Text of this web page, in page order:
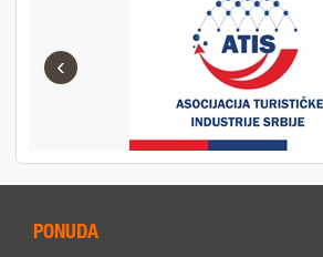
‹
PONUDA